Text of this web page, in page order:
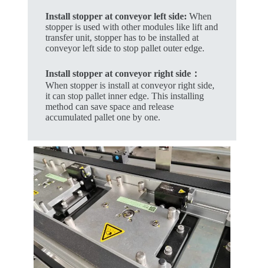
Install stopper at conveyor left side: When
stopper is used with other modules like lift and
transfer unit, stopper has to be installed at
conveyor left side to stop pallet outer edge.
Install stopper at conveyor right side：
When stopper is install at conveyor right side,
it can stop pallet inner edge. This installing
method can save space and release
accumulated pallet one by one.